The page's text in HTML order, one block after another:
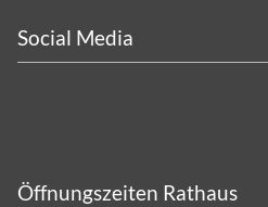
Social Media
Öffnungszeiten Rathaus